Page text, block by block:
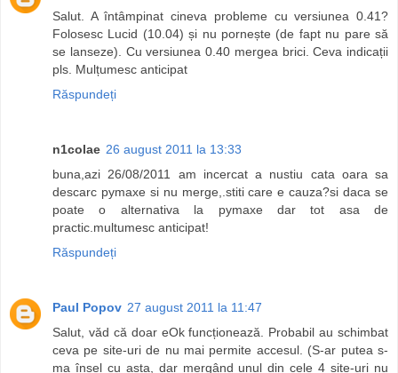
Salut. A întâmpinat cineva probleme cu versiunea 0.41?
Folosesc Lucid (10.04) și nu pornește (de fapt nu pare să
se lanseze). Cu versiunea 0.40 mergea brici. Ceva indicații
pls. Mulțumesc anticipat
Răspundeți
n1colae 26 august 2011 la 13:33
buna,azi 26/08/2011 am incercat a nustiu cata oara sa
descarc pymaxe si nu merge,.stiti care e cauza?si daca se
poate o alternativa la pymaxe dar tot asa de
practic.multumesc anticipat!
Răspundeți
Paul Popov 27 august 2011 la 11:47
Salut, văd că doar eOk funcționează. Probabil au schimbat
ceva pe site-uri de nu mai permite accesul. (S-ar putea s-
ma înșel cu asta, dar mergând unul din cele 4 site-uri nu